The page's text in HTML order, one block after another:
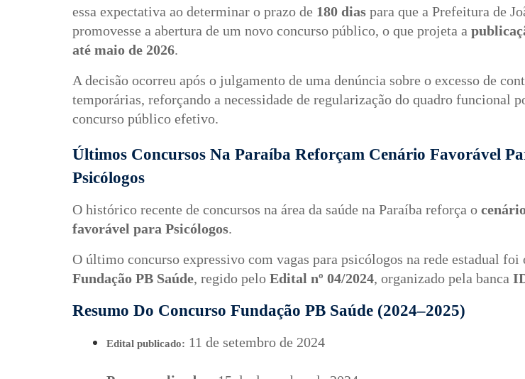
essa expectativa ao determinar o prazo de 180 dias para que a Prefeitura de
promovesse a abertura de um novo concurso público, o que projeta a
até maio de 2026.
A decisão ocorreu após o julgamento de uma denúncia sobre o excesso de
temporárias, reforçando a necessidade de regularização do quadro funcional
concurso público efetivo.
Últimos Concursos Na Paraíba Reforçam Cenário Favorável
Psicólogos
O histórico recente de concursos na área da saúde na Paraíba reforça o
favorável para Psicólogos.
O último concurso expressivo com vagas para psicólogos na rede estadual foi
Fundação PB Saúde, regido pelo Edital nº 04/2024, organizado pela banca
Resumo Do Concurso Fundação PB Saúde (2024–2025)
Edital publicado: 11 de setembro de 2024